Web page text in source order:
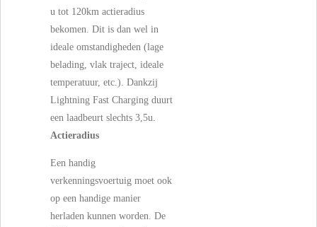
u tot 120km actieradius
bekomen. Dit is dan wel in
ideale omstandigheden (lage
belading, vlak traject, ideale
temperatuur, etc.). Dankzij
Lightning Fast Charging duurt
een laadbeurt slechts 3,5u.
Actieradius
Een handig
verkenningsvoertuig moet ook
op een handige manier
herladen kunnen worden. De